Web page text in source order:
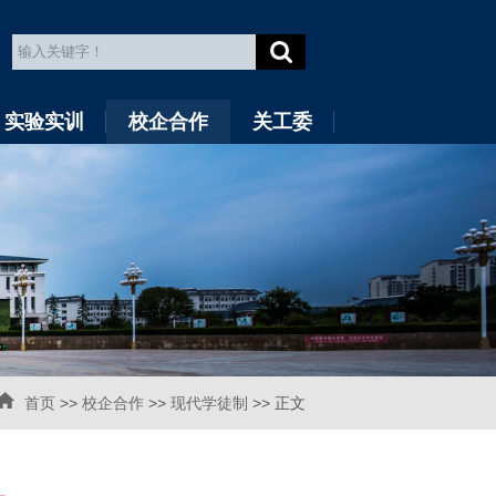
实验实训 校企合作 关工委
首页 >> 校企合作 >> 现代学徒制 >> 正文